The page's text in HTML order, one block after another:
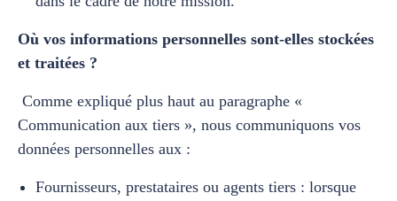
Où vos informations personnelles sont-elles stockées
et traitées ?
Comme expliqué plus haut au paragraphe «
Communication aux tiers », nous communiquons vos
données personnelles aux :
Fournisseurs, prestataires ou agents tiers : lorsque